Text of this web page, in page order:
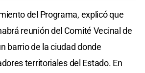
del Programa, explicó que
reunión del Comité Vecinal de
barrio de la ciudad donde
territoriales del Estado. En